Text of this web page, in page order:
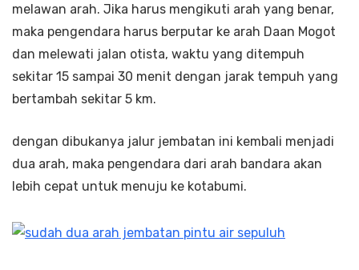
melawan arah. Jika harus mengikuti arah yang benar,
maka pengendara harus berputar ke arah Daan Mogot
dan melewati jalan otista, waktu yang ditempuh
sekitar 15 sampai 30 menit dengan jarak tempuh yang
bertambah sekitar 5 km.
dengan dibukanya jalur jembatan ini kembali menjadi
dua arah, maka pengendara dari arah bandara akan
lebih cepat untuk menuju ke kotabumi.